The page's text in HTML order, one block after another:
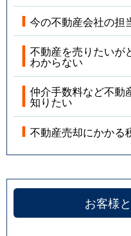
今の不動産会社の担
不動産を売りたいが
わからない
仲介手数料など不動
知りたい
不動産売却にかかる
お客様